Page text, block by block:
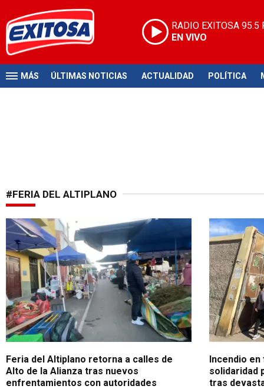
RADIO EXITOSA 95.5
EN VIVO
MÁS ÚLTIMAS NOTICIAS ACTUALIDAD POLÍTICA
#FERIA DEL ALTIPLANO
Conflicto comercial
Feria del Altiplano retorna a calles de
Alto de la Alianza tras nuevos
enfrentamientos con autoridades
Emergencia
Incendio
solidaridad
tras